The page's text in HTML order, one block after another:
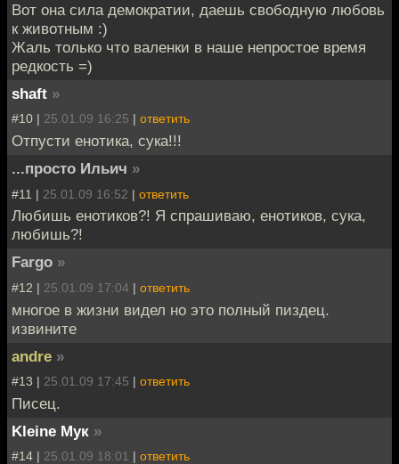
Вот она сила демократии, даешь свободную любовь
к животным :)
Жаль только что валенки в наше непростое время
редкость =)
shaft »
#10 | 25.01.09 16:25 | ответить
Отпусти енотика, сука!!!
...просто Ильич »
#11 | 25.01.09 16:52 | ответить
Любишь енотиков?! Я спрашиваю, енотиков, сука,
любишь?!
Fargo »
#12 | 25.01.09 17:04 | ответить
многое в жизни видел но это полный пиздец.
извините
andre »
#13 | 25.01.09 17:45 | ответить
Писец.
Kleine Мук »
#14 | 25.01.09 18:01 | ответить